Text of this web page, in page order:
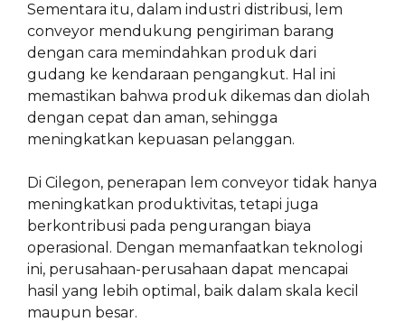
Sementara itu, dalam industri distribusi, lem
conveyor mendukung pengiriman barang
dengan cara memindahkan produk dari
gudang ke kendaraan pengangkut. Hal ini
memastikan bahwa produk dikemas dan diolah
dengan cepat dan aman, sehingga
meningkatkan kepuasan pelanggan.
Di Cilegon, penerapan lem conveyor tidak hanya
meningkatkan produktivitas, tetapi juga
berkontribusi pada pengurangan biaya
operasional. Dengan memanfaatkan teknologi
ini, perusahaan-perusahaan dapat mencapai
hasil yang lebih optimal, baik dalam skala kecil
maupun besar.